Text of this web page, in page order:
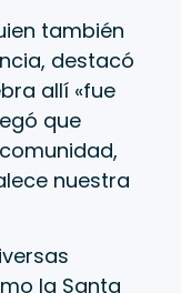
también
destacó
allí «fue
que
nuestra
la Santa